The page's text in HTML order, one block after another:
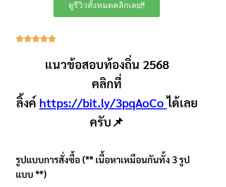
ดูรีวิวทั้งหมดคลิกเลย!!
แนวข้อสอบท้องถิ่น 2568
คลิกที่
ลิ้งค์ https://bit.ly/3pqAoCo ได้เลย
ครับ📌
รูปแบบการสั่งซื้อ (** เนื้อหาเหมือนกันทั้ง 3 รูป
แบบ **)